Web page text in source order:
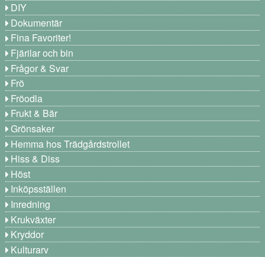
DIY
Dokumentär
Fina Favoriter!
Fjärilar och bin
Frågor & Svar
Frö
Fröodla
Frukt & Bär
Grönsaker
Hemma hos Trädgårdstrollet
Hiss & Diss
Höst
Inköpsställen
Inredning
Krukväxter
Kryddor
Kulturarv